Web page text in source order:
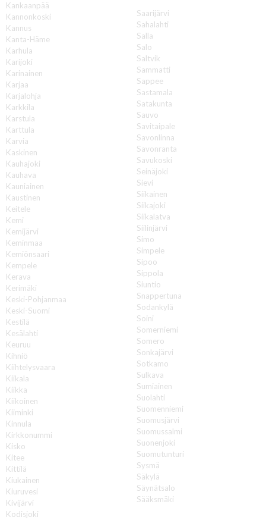
Kankaanpää
Kannonkoski
Kannus
Kanta-Häme
Karhula
Karijoki
Karinainen
Karjaa
Karjalohja
Karkkila
Karstula
Karttula
Karvia
Kaskinen
Kauhajoki
Kauhava
Kauniainen
Kaustinen
Keitele
Kemi
Kemijärvi
Keminmaa
Kemiönsaari
Kempele
Kerava
Kerimäki
Keski-Pohjanmaa
Keski-Suomi
Kestilä
Kesälahti
Keuruu
Kihniö
Kiihtelysvaara
Kiikala
Kiikka
Kiikoinen
Kiiminki
Kinnula
Kirkkonummi
Kisko
Kitee
Kittilä
Kiukainen
Kiuruvesi
Kivijärvi
Kodisjoki
Saarijärvi
Sahalahti
Salla
Salo
Saltvik
Sammatti
Sappee
Sastamala
Satakunta
Sauvo
Savitaipale
Savonlinna
Savonranta
Savukoski
Seinäjoki
Sievi
Siikainen
Siikajoki
Siikalatva
Siilinjärvi
Simo
Simpele
Sipoo
Sippola
Siuntio
Snappertuna
Sodankylä
Soini
Somerniemi
Somero
Sonkajärvi
Sotkamo
Sulkava
Sumiainen
Suolahti
Suomenniemi
Suomusjärvi
Suomussalmi
Suonenjoki
Suomutunturi
Sysmä
Säkylä
Säynätsalo
Sääksmäki